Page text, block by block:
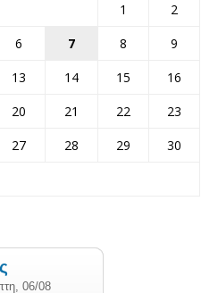
1
2
6 7 8
9
13 14 15
16
20 21 22
23
27 28 29
30